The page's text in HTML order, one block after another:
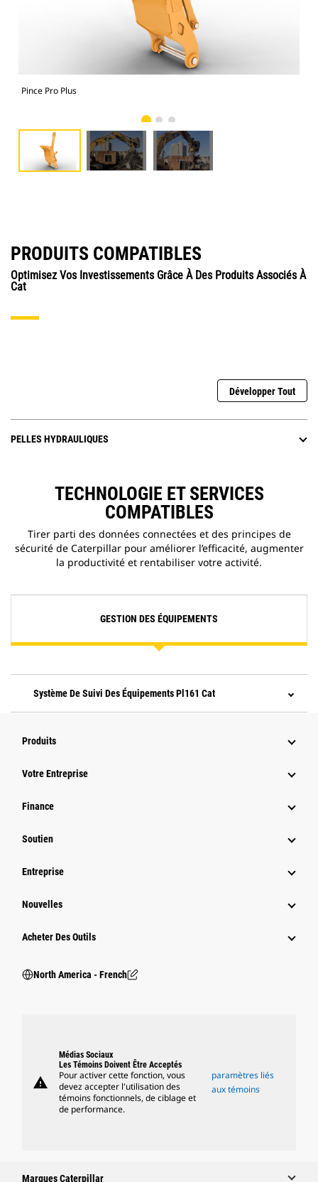
Pince Pro Plus
PRODUITS COMPATIBLES
Optimisez Vos Investissements Grâce À Des Produits Associés À
Cat
Développer Tout
PELLES HYDRAULIQUES
TECHNOLOGIE ET SERVICES
COMPATIBLES
Tirer parti des données connectées et des principes de
sécurité de Caterpillar pour améliorer l’efficacité, augmenter
la productivité et rentabiliser votre activité.
GESTION DES ÉQUIPEMENTS
Système De Suivi Des Équipements Pl161 Cat
Produits
Votre Entreprise
Finance
Soutien
Entreprise
Nouvelles
Acheter Des Outils
North America - French
warning
Médias Sociaux
Les Témoins Doivent Être Acceptés
Pour activer cette fonction, vous
devez accepter l'utilisation des
témoins fonctionnels, de ciblage et
de performance.
paramètres liés
aux témoins
Marques Caterpillar